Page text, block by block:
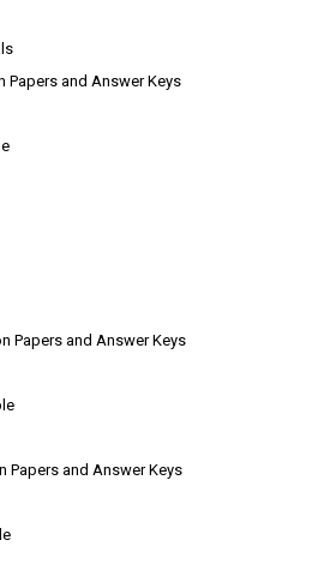
Papers and Answer Keys
Papers and Answer Keys
Papers and Answer Keys